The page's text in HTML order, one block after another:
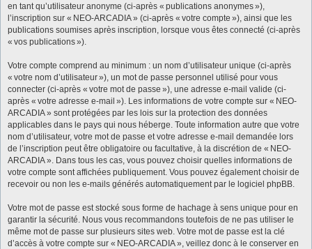
en tant qu’utilisateur anonyme (ci-après « publications anonymes »),
l’inscription sur « NEO-ARCADIA » (ci-après « votre compte »), ainsi que les
publications soumises après inscription, lorsque vous êtes connecté (ci-après
« vos publications »).
Votre compte comprend au minimum : un nom d’utilisateur unique (ci-après
« votre nom d’utilisateur »), un mot de passe personnel utilisé pour vous
connecter (ci-après « votre mot de passe »), une adresse e-mail valide (ci-
après « votre adresse e-mail »). Les informations de votre compte sur « NEO-
ARCADIA » sont protégées par les lois sur la protection des données
applicables dans le pays qui nous héberge. Toute information autre que votre
nom d’utilisateur, votre mot de passe et votre adresse e-mail demandée lors
de l’inscription peut être obligatoire ou facultative, à la discrétion de « NEO-
ARCADIA ». Dans tous les cas, vous pouvez choisir quelles informations de
votre compte sont affichées publiquement. Vous pouvez également choisir de
recevoir ou non les e-mails générés automatiquement par le logiciel phpBB.
Votre mot de passe est stocké sous forme de hachage à sens unique pour en
garantir la sécurité. Nous vous recommandons toutefois de ne pas utiliser le
même mot de passe sur plusieurs sites web. Votre mot de passe est la clé
d’accès à votre compte sur « NEO-ARCADIA », veillez donc à le conserver en